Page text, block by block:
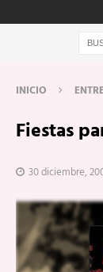
INICIO
Fiestas
30 diciembre,